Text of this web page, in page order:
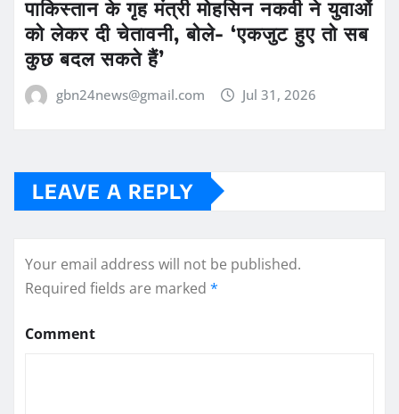
पाकिस्तान के गृह मंत्री मोहसिन नकवी ने युवाओं
को लेकर दी चेतावनी, बोले- ‘एकजुट हुए तो सब
कुछ बदल सकते हैं’
gbn24news@gmail.com Jul 31, 2026
LEAVE A REPLY
Your email address will not be published.
Required fields are marked *
Comment